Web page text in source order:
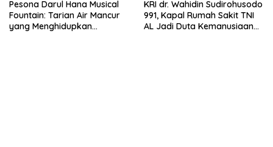
Pesona Darul Hana Musical
Fountain: Tarian Air Mancur
yang Menghidupkan
KRI dr. Wahidin Sudirohusodo
991, Kapal Rumah Sakit TNI
AL Jadi Duta Kemanusiaan